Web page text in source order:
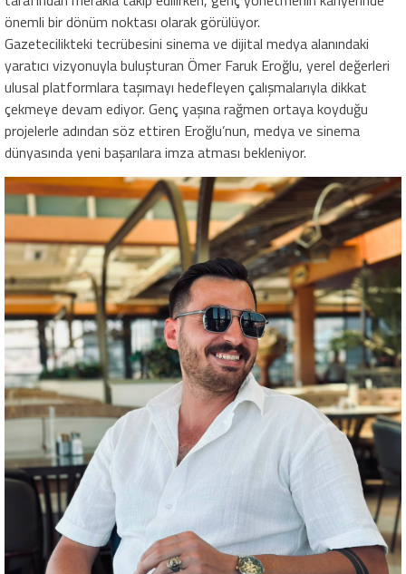
önemli bir dönüm noktası olarak görülüyor.
Gazetecilikteki tecrübesini sinema ve dijital medya alanındaki
yaratıcı vizyonuyla buluşturan Ömer Faruk Eroğlu, yerel değerleri
ulusal platformlara taşımayı hedefleyen çalışmalarıyla dikkat
çekmeye devam ediyor. Genç yaşına rağmen ortaya koyduğu
projelerle adından söz ettiren Eroğlu’nun, medya ve sinema
dünyasında yeni başarılara imza atması bekleniyor.